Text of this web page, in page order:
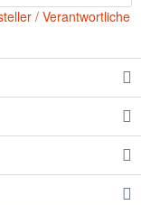
/ Verantwortliche